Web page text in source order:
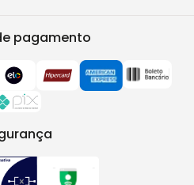
pagamento